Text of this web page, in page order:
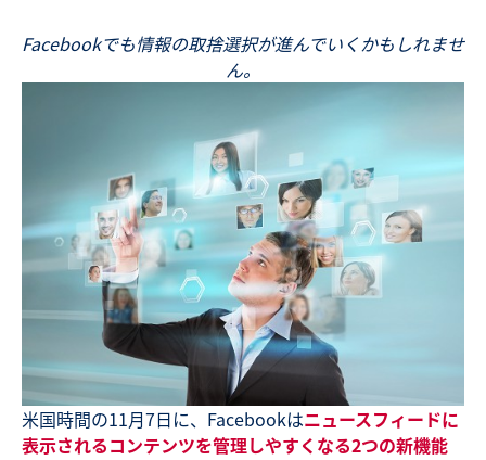
Facebookでも情報の取捨選択が進んでいくかもしれませ
ん。
米国時間の11月7日に、Facebookはニュースフィードに
表示されるコンテンツを管理しやすくなる2つの新機能